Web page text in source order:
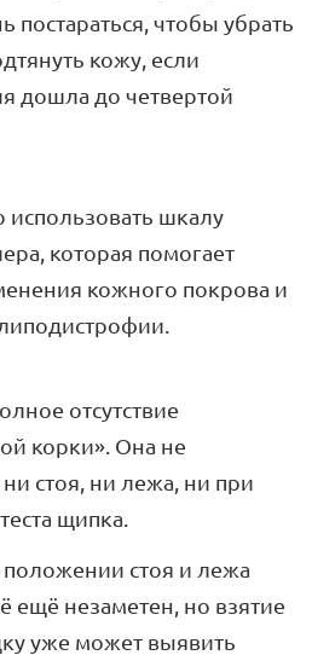
постараться, чтобы убрать
кожу, если
дошла до четвертой
шкалу
которая помогает
кожного покрова и
отсутствие
корки». Она не
стоя, ни лежа, ни при
щипка.
стоя и лежа
ещё незаметен, но взятие
уже может выявить